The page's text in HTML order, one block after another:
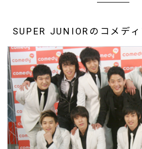
SUPER JUNIORのコメデ